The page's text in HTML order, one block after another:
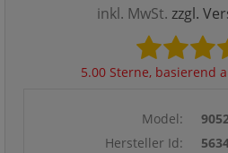
inkl. MwSt. zzgl.
5.00 Sterne, basierend
Model:
Hersteller Id: